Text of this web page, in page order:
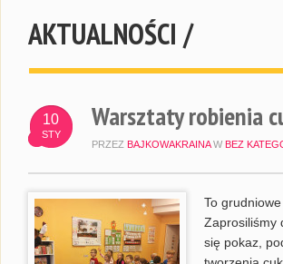
AKTUALNOŚCI /
10
STY
Warsztaty robienia
PRZEZ BAJKOWAKRAINA W BEZ
To
Zaprosiliśmy
się pokaz,